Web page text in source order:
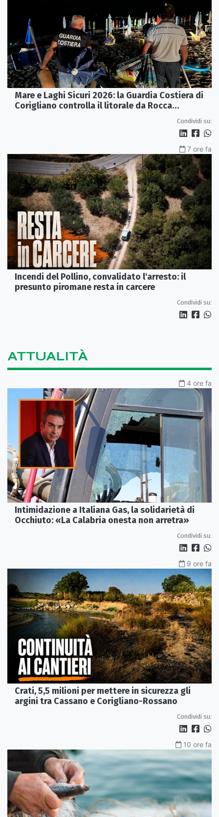
Mare e Laghi Sicuri 2026: la Guardia Costiera di
Corigliano controlla il litorale da Rocca
Condividi su:
7 ore fa
Incendi del Pollino, convalidato l'arresto: il
presunto piromane resta in carcere
Condividi su:
ATTUALITÀ
4 ore fa
Intimidazione a Italiana Gas, la solidarietà di
Occhiuto: «La Calabria onesta non arretra»
Condividi su:
9 ore fa
Crati, 5,5 milioni per mettere in sicurezza gli
argini tra Cassano e Corigliano-Rossano
Condividi su:
10 ore fa